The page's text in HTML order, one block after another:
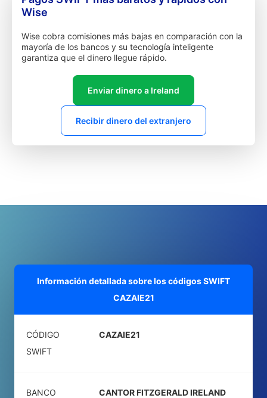
Wise
Wise cobra comisiones más bajas en comparación con la
mayoría de los bancos y su tecnología inteligente
garantiza que el dinero llegue rápido.
Enviar dinero a Ireland
Recibir dinero del extranjero
Información detallada sobre los códigos SWIFT
CAZAIE21
CÓDIGO
SWIFT
CAZAIE21
BANCO
CANTOR FITZGERALD IRELAND